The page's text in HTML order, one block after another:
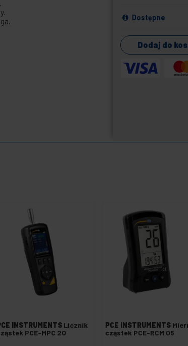
Dostępne
Dodaj do
INSTRUMENTS Licznik
PCE-MPC 20
PCE INSTRUMENTS
cząstek PCE-RCM 05